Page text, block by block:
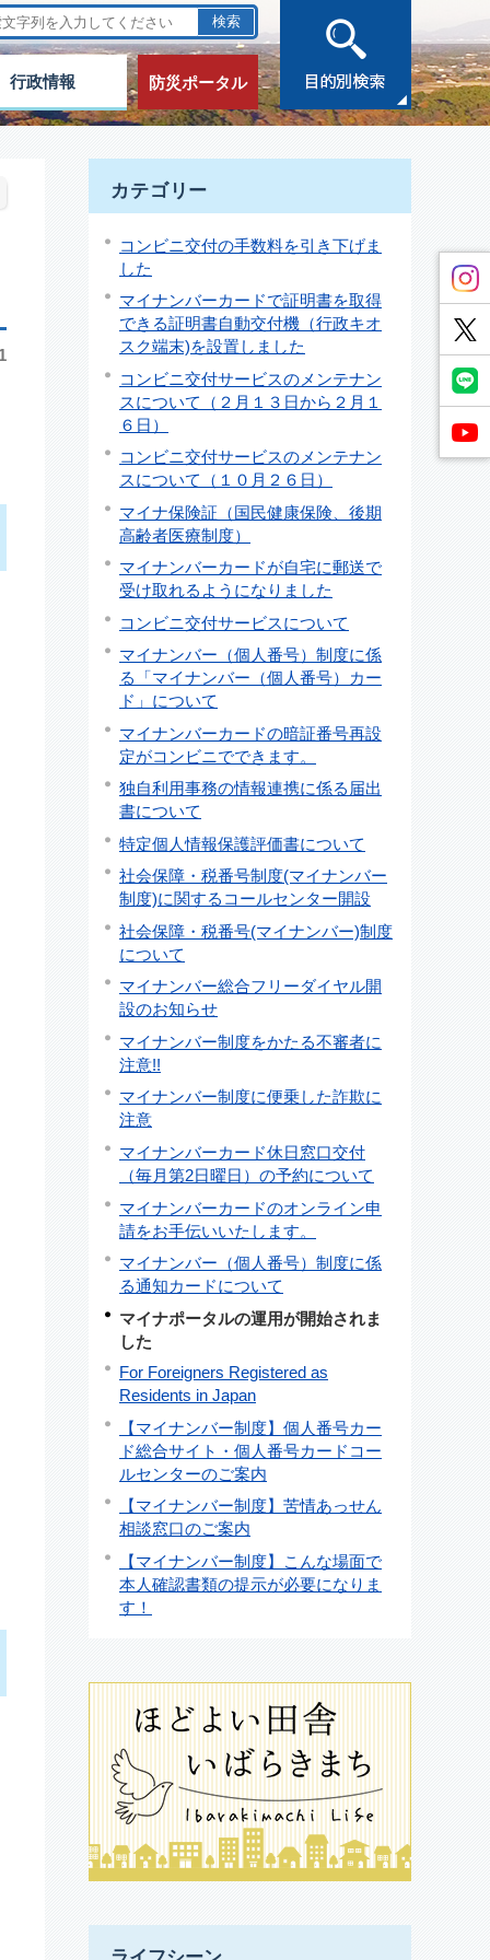
行政情報 防災ポータル
カテゴリー
コンビニ交付の手数料を引き下げま
した
マイナンバーカードで証明書を取得
できる証明書自動交付機（行政キオ
スク端末)を設置しました
コンビニ交付サービスのメンテナン
スについて（２月１３日から２月１
６日）
コンビニ交付サービスのメンテナン
スについて（１０月２６日）
マイナ保険証（国民健康保険、後期
高齢者医療制度）
マイナンバーカードが自宅に郵送で
受け取れるようになりました
コンビニ交付サービスについて
マイナンバー（個人番号）制度に係
る「マイナンバー（個人番号）カー
ド」について
マイナンバーカードの暗証番号再設
定がコンビニでできます。
独自利用事務の情報連携に係る届出
書について
特定個人情報保護評価書について
社会保障・税番号制度(マイナンバー
制度)に関するコールセンター開設
社会保障・税番号(マイナンバー)制度
について
マイナンバー総合フリーダイヤル開
設のお知らせ
マイナンバー制度をかたる不審者に
注意!!
マイナンバー制度に便乗した詐欺に
注意
マイナンバーカード休日窓口交付
（毎月第2日曜日）の予約について
マイナンバーカードのオンライン申
請をお手伝いいたします。
マイナンバー（個人番号）制度に係
る通知カードについて
マイナポータルの運用が開始されま
した
For Foreigners Registered as
Residents in Japan
【マイナンバー制度】個人番号カー
ド総合サイト・個人番号カードコー
ルセンターのご案内
【マイナンバー制度】苦情あっせん
相談窓口のご案内
【マイナンバー制度】こんな場面で
本人確認書類の提示が必要になりま
す！